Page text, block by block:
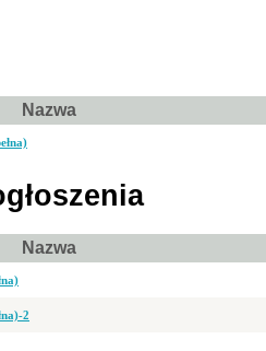
Nazwa
Nazwa
2